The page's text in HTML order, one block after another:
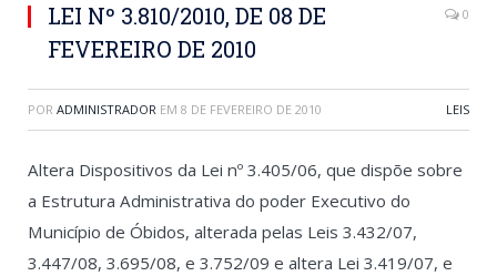
LEI Nº 3.810/2010, DE 08 DE
FEVEREIRO DE 2010
0
POR ADMINISTRADOR EM 8 DE FEVEREIRO DE 2010 LEIS
Altera Dispositivos da Lei nº 3.405/06, que dispõe sobre
a Estrutura Administrativa do poder Executivo do
Município de Óbidos, alterada pelas Leis 3.432/07,
3.447/08, 3.695/08, e 3.752/09 e altera Lei 3.419/07, e